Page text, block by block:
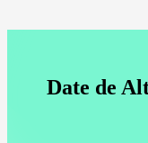
Date de